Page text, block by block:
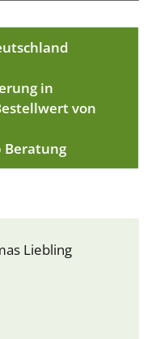
in
von
Beratung
Liebling